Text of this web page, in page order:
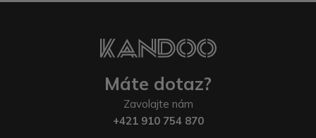
Máte dotaz?
Zavolajte nám
+421 910 754 870